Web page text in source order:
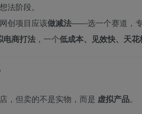
法阶段。
创项目应该做减法——选一个赛道，专
电商打法 ，一个低成本、见效快、天花
，但卖的不是实物，而是 虚拟产品。